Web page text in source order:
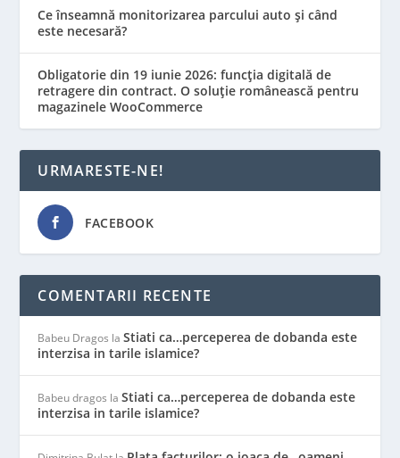
Ce înseamnă monitorizarea parcului auto și când
este necesară?
Obligatorie din 19 iunie 2026: funcția digitală de
retragere din contract. O soluție românească pentru
magazinele WooCommerce
URMARESTE-NE!
FACEBOOK
COMENTARII RECENTE
Babeu Dragos laStiati ca…perceperea de dobanda este
interzisa in tarile islamice?
Babeu dragos laStiati ca…perceperea de dobanda este
interzisa in tarile islamice?